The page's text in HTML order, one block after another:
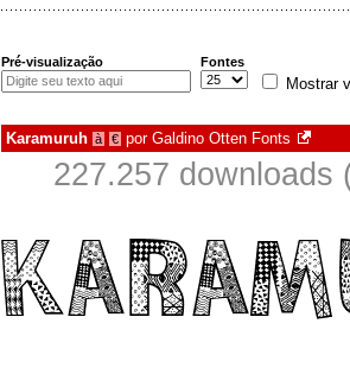
Pré-visualização Fontes
Mostrar
Karamuruh à € por Galdino Otten Fonts
227.257 downloads